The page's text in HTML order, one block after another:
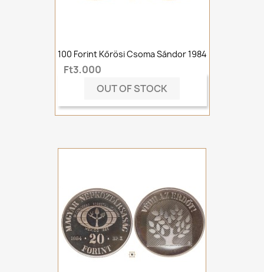
100 Forint Kőrösi Csoma Sándor 1984
Ft3,000
OUT OF STOCK